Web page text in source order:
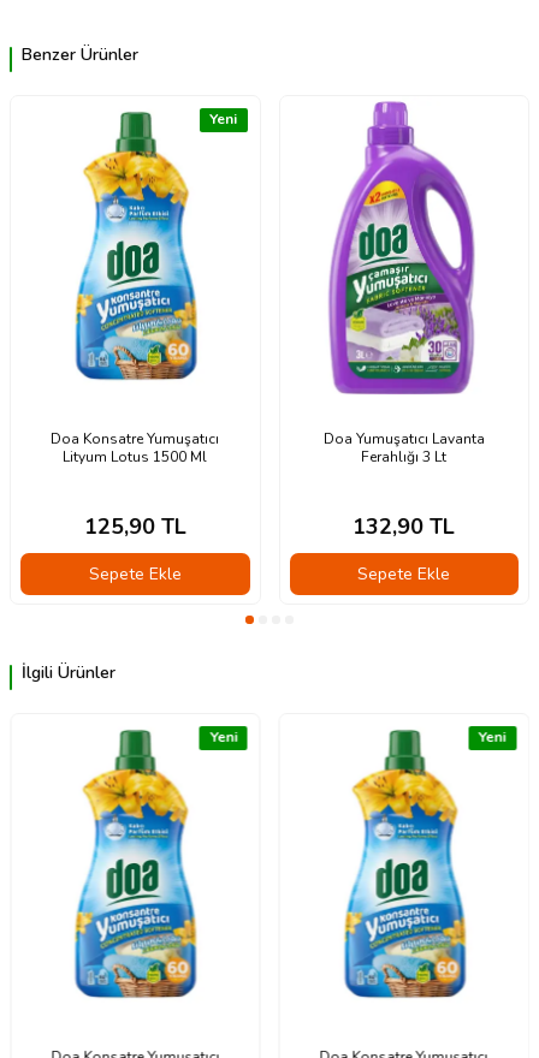
Benzer Ürünler
Yeni
Doa Konsatre Yumuşatıcı
Lityum Lotus 1500 Ml
125,90TL
Sepete Ekle
Doa Yumuşatıcı Lavanta
Ferahlığı 3 Lt
132,90 TL
Sepete Ekle
İlgili Ürünler
Yeni Yeni